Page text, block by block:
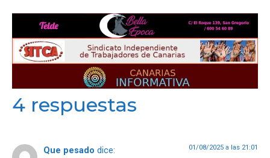
4 respuestas
Que pesado dice: 01/08/2025 a las 21:01